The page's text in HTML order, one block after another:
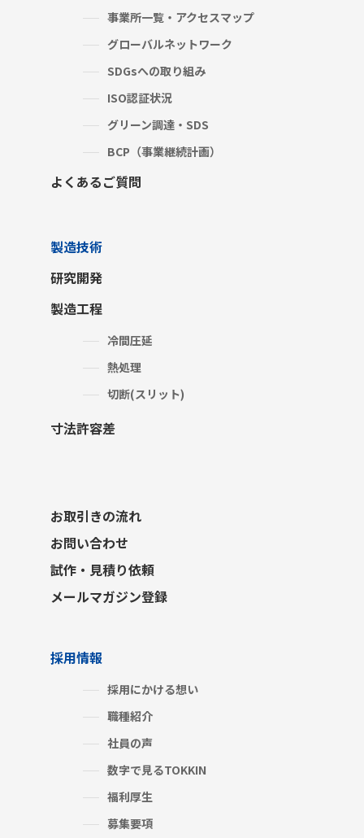
事業所一覧・アクセスマップ
グローバルネットワーク
SDGsへの取り組み
ISO認証状況
グリーン調達・SDS
BCP（事業継続計画）
よくあるご質問
製造技術
研究開発
製造工程
冷間圧延
熱処理
切断(スリット)
寸法許容差
お取引きの流れ
お問い合わせ
試作・見積り依頼
メールマガジン登録
採用情報
採用にかける想い
職種紹介
社員の声
数字で見るTOKKIN
福利厚生
募集要項